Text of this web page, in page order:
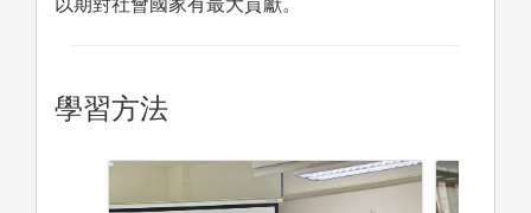
以期對社會國家有最大貢獻。
學習方法